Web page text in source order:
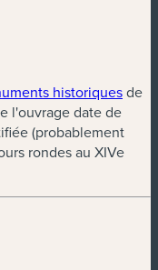
historiquesde
l'ouvrage date de
(probablement
rondes au XIVe